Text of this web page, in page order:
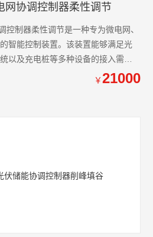
网协调控制器柔性调节
控制器柔性调节是一种专为微电网、
智能控制装置。该装置能够满足光
以及充电桩等多种设备的接入需
分析，智能协调控制器能够实时监
电桩的运行状态和健康状况。在此
￥21000